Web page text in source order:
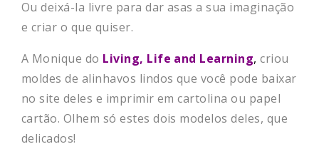
Ou deixá-la livre para dar asas a sua imaginação
e criar o que quiser.
A Monique do Living, Life and Learning,criou
moldes de alinhavos lindos que você pode baixar
no site deles e imprimir em cartolina ou papel
cartão. Olhem só estes dois modelos deles, que
delicados!